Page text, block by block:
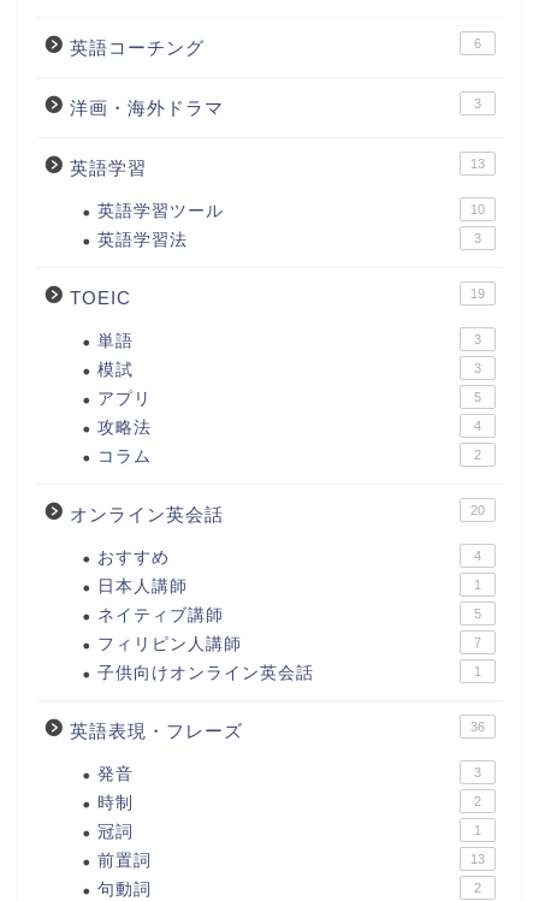
英語コーチング 6
洋画・海外ドラマ 3
英語学習 13
英語学習ツール 10
英語学習法 3
TOEIC 19
単語 3
模試 3
アプリ 5
攻略法 4
コラム 2
オンライン英会話 20
おすすめ 4
日本人講師 1
ネイティブ講師 5
フィリピン人講師 7
子供向けオンライン英会話 1
英語表現・フレーズ 36
発音 3
時制 2
冠詞 1
前置詞 13
句動詞 2